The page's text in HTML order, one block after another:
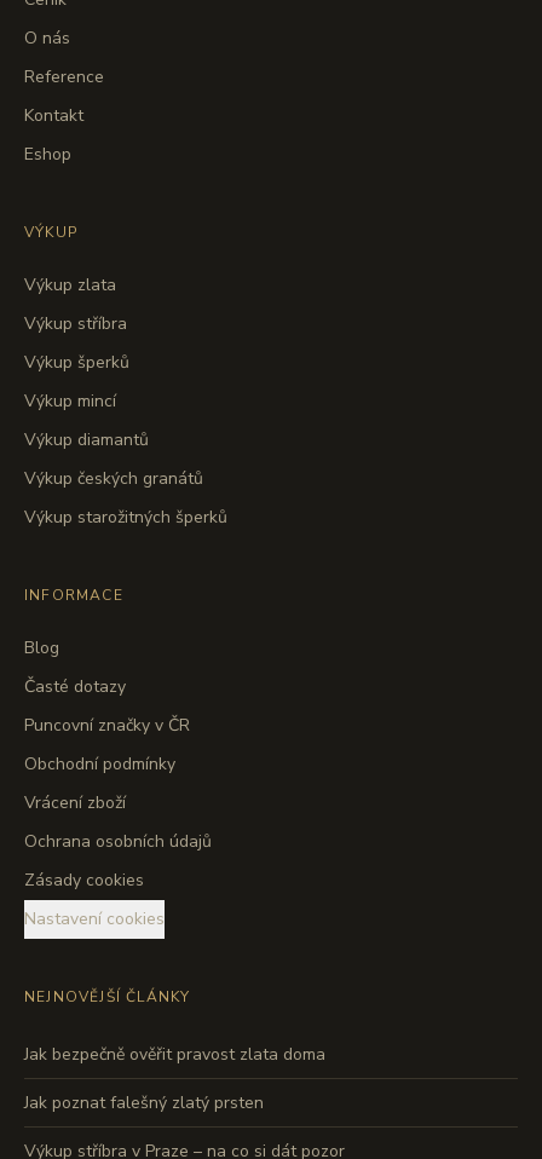
O nás
Reference
Kontakt
Eshop
VÝKUP
Výkup zlata
Výkup stříbra
Výkup šperků
Výkup mincí
Výkup diamantů
Výkup českých granátů
Výkup starožitných šperků
INFORMACE
Blog
Časté dotazy
Puncovní značky v ČR
Obchodní podmínky
Vrácení zboží
Ochrana osobních údajů
Zásady cookies
Nastavení cookies
NEJNOVĚJŠÍ ČLÁNKY
Jak bezpečně ověřit pravost zlata doma
Jak poznat falešný zlatý prsten
Výkup stříbra v Praze – na co si dát pozor